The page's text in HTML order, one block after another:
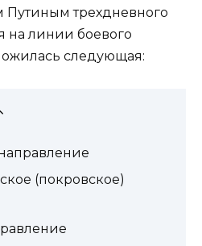
трехдневного
на линии боевого
следующая:
(покровское)